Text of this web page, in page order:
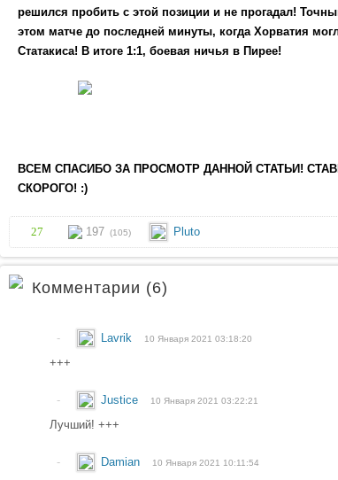
решился пробить с этой позиции и не прогадал!
этом матче до последней минуты, когда Хорватия
Статакиса! В итоге 1:1, боевая ничья в Пирее!
ВСЕМ СПАСИБО ЗА ПРОСМОТР ДАННОЙ СТАТЬИ!
СКОРОГО! :)
27 197 (105) Pluto
Комментарии (6)
- Lavrik 10 Января 2021 03:18:20
+++
- Justice 10 Января 2021 03:22:21
Лучший! +++
- Damian 10 Января 2021 10:11:54